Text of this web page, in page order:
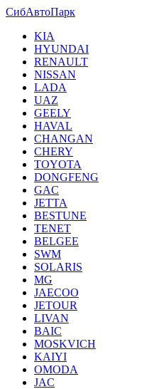
СибАвтоПарк
KIA
HYUNDAI
RENAULT
NISSAN
LADA
UAZ
GEELY
HAVAL
CHANGAN
CHERY
TOYOTA
DONGFENG
GAC
JETTA
BESTUNE
TENET
BELGEE
SWM
SOLARIS
MG
JAECOO
JETOUR
LIVAN
BAIC
MOSKVICH
KAIYI
OMODA
JAC